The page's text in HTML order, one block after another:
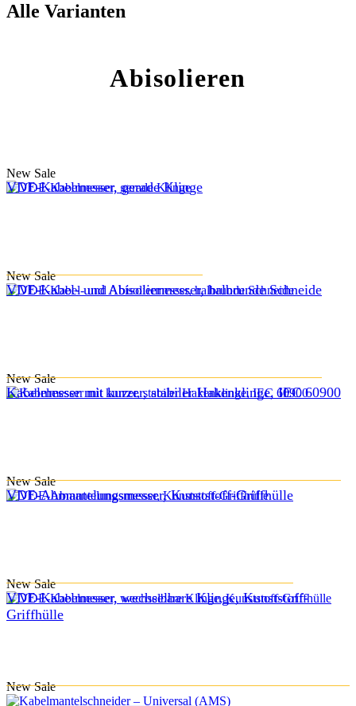
Alle Varianten
Abisolieren
New Sale
VDE-Kabelmesser, gerade Klinge
New Sale
VDE-Kabel- und Abisoliermesser, halbrunde Schneide
New Sale
Kabelmesser mit kurzer, stabiler Hakenklinge, IEC 60900
New Sale
VDE-Abmantelungsmesser, Kunststoff-Griffhülle
New Sale
VDE-Kabelmesser, wechselbare Klinge, Kunststoff-
Griffhülle
New Sale